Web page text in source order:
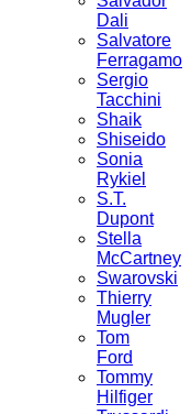
Dali
Salvatore
Ferragamo
Sergio
Tacchini
Shaik
Shiseido
Sonia
Rykiel
S.T.
Dupont
Stella
McCartney
Swarovski
Thierry
Mugler
Tom
Ford
Tommy
Hilfiger